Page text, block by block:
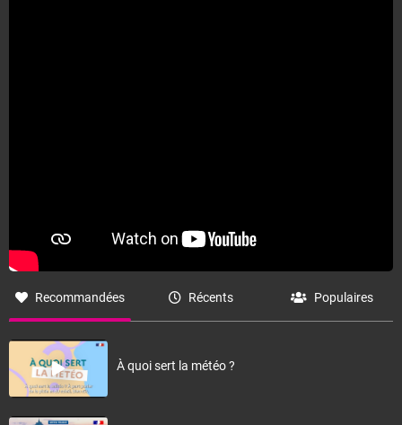
Recommandées Récents Populaires
À quoi sert la météo ?